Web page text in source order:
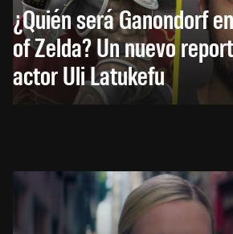
¿Quién será Ganondorf
of Zelda? Un nuevo
actor Uli Latukefu